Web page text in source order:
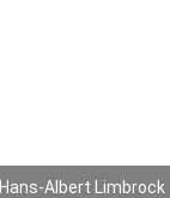
Hans-Albert Limbrock